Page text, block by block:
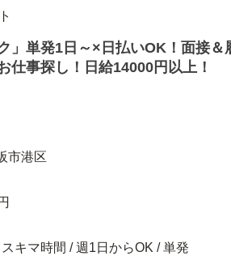
」単発1日～×日払いOK！面接
仕事探し！日給14000円以上！
市港区
キマ時間 / 週1日からOK / 単発